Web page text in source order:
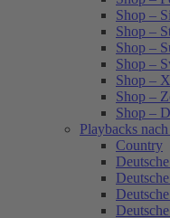
Shop –
Shop –
Shop –
Shop –
Shop –
Shop –
Shop –
Playbacks
Country